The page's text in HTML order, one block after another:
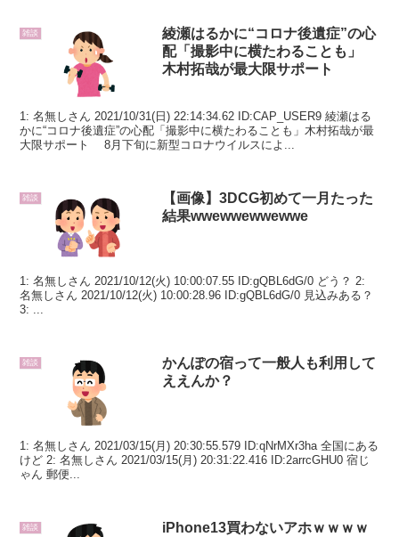
雑談
綾瀬はるかに“コロナ後遺症”の心
配「撮影中に横たわることも」
木村拓哉が最大限サポート
1: 名無しさん 2021/10/31(日) 22:14:34.62 ID:CAP_USER9 綾瀬はる
かに“コロナ後遺症”の心配「撮影中に横たわることも」木村拓哉が最
大限サポート 8月下旬に新型コロナウイルスによ...
雑談
【画像】3DCG初めて一月たった
結果wwewwewwewwe
1: 名無しさん 2021/10/12(火) 10:00:07.55 ID:gQBL6dG/0 どう？ 2:
名無しさん 2021/10/12(火) 10:00:28.96 ID:gQBL6dG/0 見込みある？
3: ...
雑談
かんぽの宿って一般人も利用して
ええんか？
1: 名無しさん 2021/03/15(月) 20:30:55.579 ID:qNrMXr3ha 全国にある
けど 2: 名無しさん 2021/03/15(月) 20:31:22.416 ID:2arrcGHU0 宿じ
ゃん 郵便...
雑談
iPhone13買わないアホｗｗｗｗ